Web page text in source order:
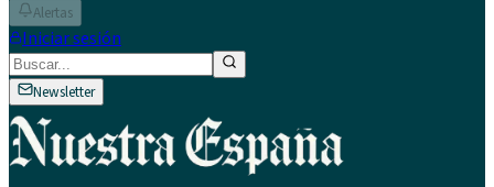
Alertas
Iniciar sesión
Newsletter